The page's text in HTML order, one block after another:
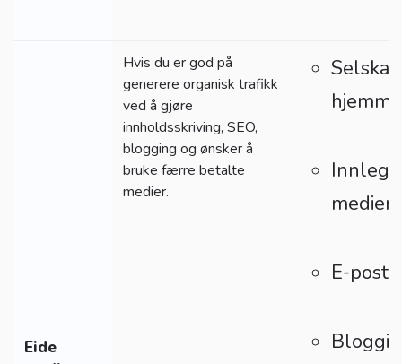
Eide
Hvis du er god på
generere organisk trafikk
ved å gjøre
innholdsskriving, SEO,
blogging og ønsker å
bruke færre betalte
medier.
medier
E-post